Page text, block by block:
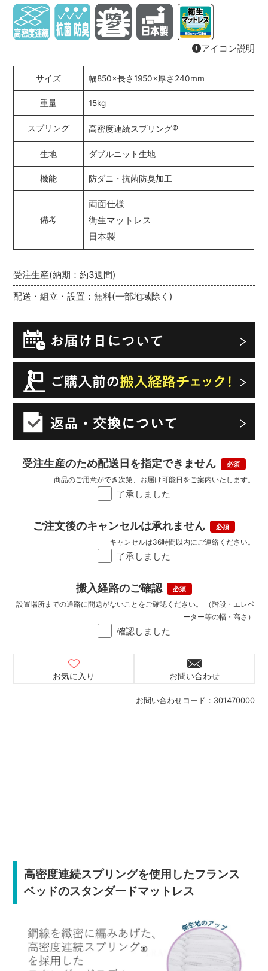
お問い合わせコード： 301470000
受注生産(納期：約3週間)
配送・組立・設置：無料(一部地域除く)
受注生産のため配送日を指定できません
了承しました
商品のご用意ができ次第、お届け可能日をご案内いたします。
ご注文後のキャンセルは承れません
了承しました
キャンセルは36時間以内にご連絡ください。
搬入経路のご確認
確認しました
設置場所までの通路に問題がないことをご確認ください。 （階段・エレベ
ーター等の幅・高さ）
お気に入り お問い合わせ
高密度連続スプリングを使用したフランス
ベッドのスタンダードマットレス
アイコン説明
サイズ 幅850×長さ1950×厚さ240mm
重量 15kg
スプリング 高密度連続スプリング®
生地 ダブルニット生地
機能 防ダニ・抗菌防臭加工
備考
両面仕様
衛生マットレス
日本製